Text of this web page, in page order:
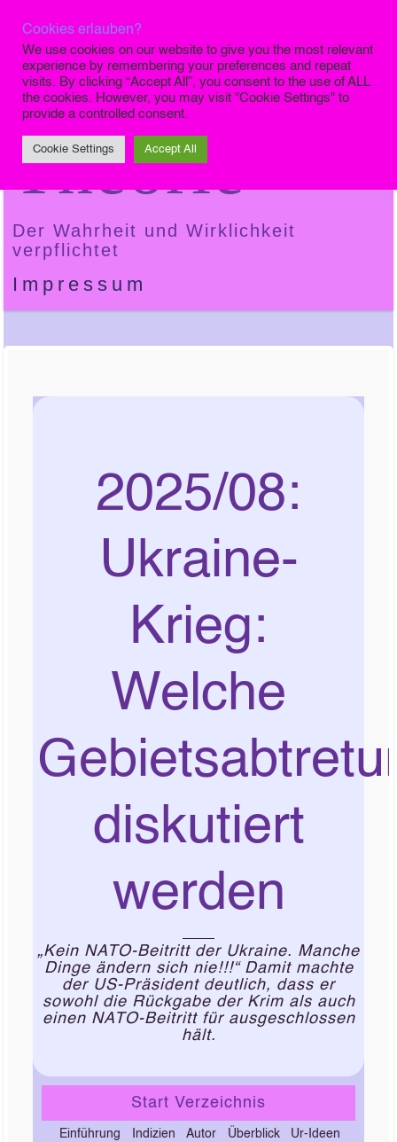
Die Finale
Theorie
Der Wahrheit und Wirklichkeit
verpflichtet
Impressum
2025/08:
Ukraine-
Krieg:
Welche
diskutiert
werden
„Kein NATO-Beitritt der Ukraine. Manche
Dinge ändern sich nie!!!“ Damit machte
der US-Präsident deutlich, dass er
sowohl die Rückgabe der Krim als auch
einen NATO-Beitritt für ausgeschlossen
hält.
Start Verzeichnis
Einführung Indizien Autor Überblick Ur-Ideen
Cookies erlauben?
We use cookies on our website to give you the most relevant
experience by remembering your preferences and repeat
visits. By clicking “Accept All”, you consent to the use of ALL
the cookies. However, you may visit "Cookie Settings" to
provide a controlled consent.
Cookie Settings Accept All